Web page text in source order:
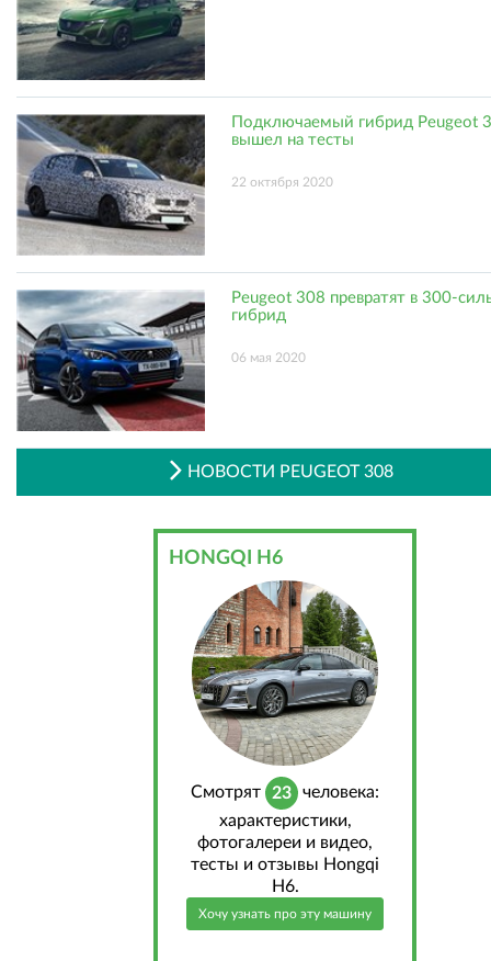
Подключаемый гибрид Peugeot
вышел на тесты
22 октября 2020
Peugeot 308 превратят в 300-
гибрид
06 мая 2020
НОВОСТИ PEUGEOT 308
HONGQI H6
Cмотрят 23
человека:
характеристики,
фотогалереи и видео,
тесты и отзывы Hongqi
H6.
Хочу узнать про эту машину